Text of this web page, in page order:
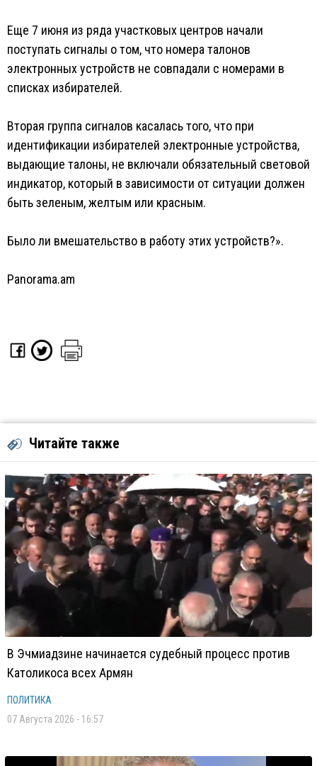
Еще 7 июня из ряда участковых центров начали
поступать сигналы о том, что номера талонов
электронных устройств не совпадали с номерами в
списках избирателей.
Вторая группа сигналов касалась того, что при
идентификации избирателей электронные устройства,
выдающие талоны, не включали обязательный световой
индикатор, который в зависимости от ситуации должен
быть зеленым, желтым или красным.
Было ли вмешательство в работу этих устройств?».
Panorama.am
Читайте также
В Эчмиадзине начинается судебный процесс против
Католикоса всех Армян
ПОЛИТИКА
07 Августа 2026 - 16:57